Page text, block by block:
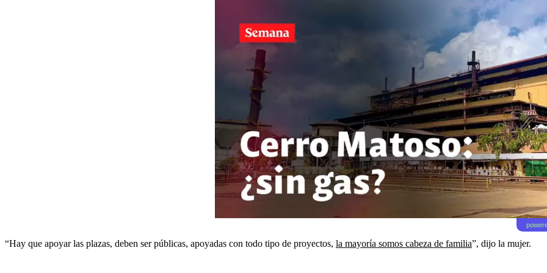
“Hay que apoyar las plazas, deben ser públicas, apoyadas con todo tipo de proyectos, la mayoría somos cabeza de familia”, dijo la mujer.